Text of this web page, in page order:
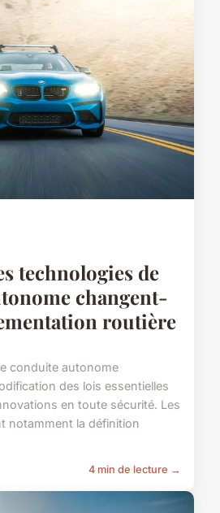
technologies de
changent-
routière
conduite autonome
des lois essentielles
en toute sécurité. Les
notamment la définition
4 min de lecture →